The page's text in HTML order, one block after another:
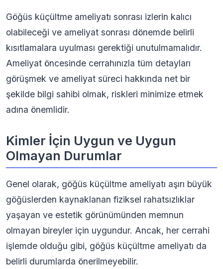
Göğüs küçültme ameliyatı sonrası izlerin kalıcı
olabileceği ve ameliyat sonrası dönemde belirli
kısıtlamalara uyulması gerektiği unutulmamalıdır.
Ameliyat öncesinde cerrahınızla tüm detayları
görüşmek ve ameliyat süreci hakkında net bir
şekilde bilgi sahibi olmak, riskleri minimize etmek
adına önemlidir.
Kimler İçin Uygun ve Uygun
Olmayan Durumlar
Genel olarak, göğüs küçültme ameliyatı aşırı büyük
göğüslerden kaynaklanan fiziksel rahatsızlıklar
yaşayan ve estetik görünümünden memnun
olmayan bireyler için uygundur. Ancak, her cerrahi
işlemde olduğu gibi, göğüs küçültme ameliyatı da
belirli durumlarda önerilmeyebilir.